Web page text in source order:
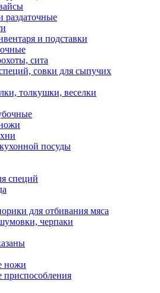
и подставки
сита
совки для сыпучих
толкушки, веселки
посуды
специй
для отбивания мяса
черпаки
ножи